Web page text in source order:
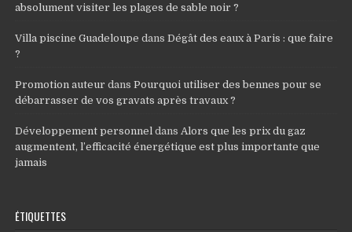
absolument visiter les plages de sable noir ?
Villa piscine Guadeloupe dansDégât des eaux à Paris : que faire
?
Promotion auteur dansPourquoi utiliser des bennes pour se
débarrasser de vos gravats après travaux ?
Développement personnel dansAlors que les prix du gaz
augmentent, l’efficacité énergétique est plus importante que
jamais
ÉTIQUETTES